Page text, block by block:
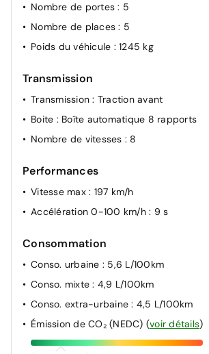
Nombre de portes: 5
Nombre de places: 5
Poids du véhicule : 1245 kg
Transmission
Transmission: Traction avant
Boite : Boîte automatique 8 rapports
Nombre de vitesses : 8
Performances
Vitesse max : 197 km/h
Accélération 0-100 km/h : 9 s
Consommation
Conso. urbaine : 5,6 L/100km
Conso. mixte: 4,9 L/100km
Conso. extra-urbaine: 4,5 L/100km
Émission de CO₂ (NEDC) (voir détails)